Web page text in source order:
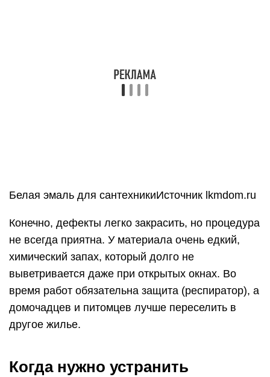
Устранять повреждение нужно, но эта
много времени.